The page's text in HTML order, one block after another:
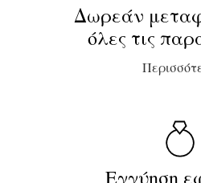
Δωρεάν
όλες τις
Εγγύηση